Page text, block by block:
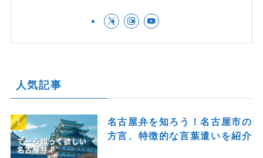
人気記事
名古屋弁を知ろう！名古屋市の
方言、特徴的な言葉遣いを紹介